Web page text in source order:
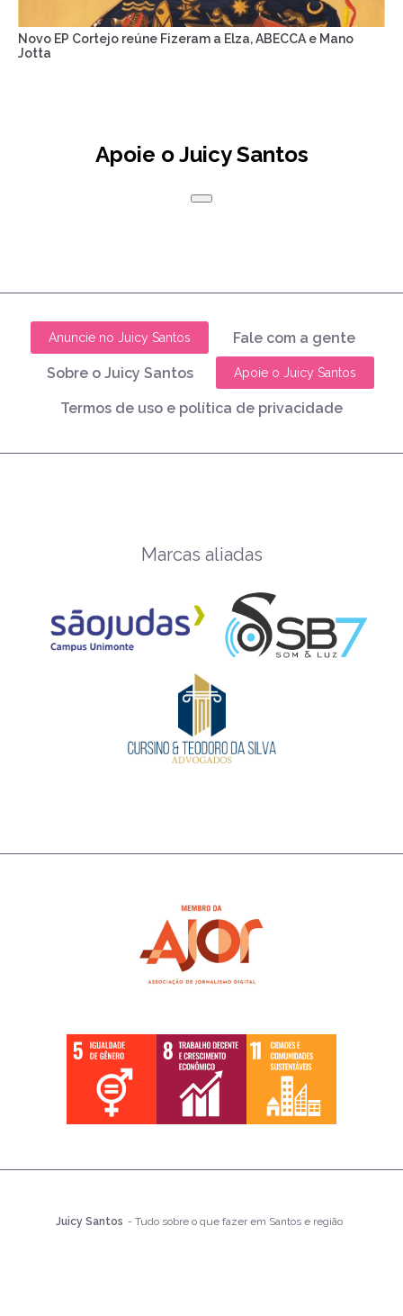
Novo EP Cortejo reúne Fizeram a Elza, ABECCA e Mano
Jotta
Apoie o Juicy Santos
Anuncie no Juicy Santos Fale com a gente
Sobre o Juicy Santos Apoie o Juicy Santos
Termos de uso e política de privacidade
Marcas aliadas
Juicy Santos - Tudo sobre o que fazer em Santos e região